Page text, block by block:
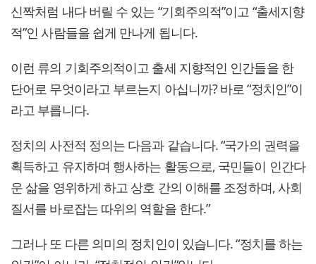
신짝처럼 내다 버릴 수 있는 “기회주의적”이고 “출세지향
적”인 사람들을 쉽게 만나게 됩니다.
이런 류의 기회주의적이고 출세 지향적인 인간들을 한
단어로 무엇이라고 부르는지 아십니까? 바로 “정치인”이
라고 부릅니다.
정치의 사전적 정의는 다음과 같습니다. “국가의 권력을
획득하고 유지하며 행사하는 활동으로, 국민들이 인간다
운 삶을 영위하게 하고 상호 간의 이해를 조정하며, 사회
질서를 바로잡는 따위의 역할을 한다.”
그러나 또 다른 의미의 정치인이 있습니다. “정치를 하는